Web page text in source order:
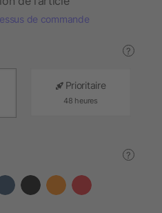
de commande
?
Prioritaire
48 heures
?